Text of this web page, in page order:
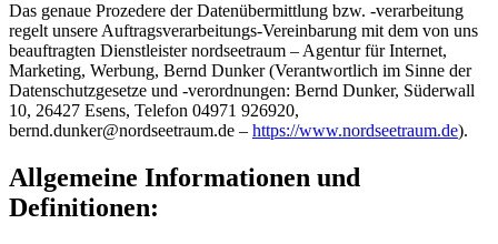
Das genaue Prozedere der Datenübermittlung bzw. -verarbeitung
regelt unsere Auftragsverarbeitungs-Vereinbarung mit dem von uns
beauftragten Dienstleister nordseetraum – Agentur für Internet,
Marketing, Werbung, Bernd Dunker (Verantwortlich im Sinne der
Datenschutzgesetze und -verordnungen: Bernd Dunker, Süderwall
10, 26427 Esens, Telefon 04971 926920,
bernd.dunker@nordseetraum.de – https://www.nordseetraum.de).
Allgemeine Informationen und
Definitionen: